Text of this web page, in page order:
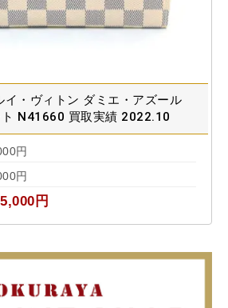
イ・ヴィトン ダミエ・アズール
ト N41660 買取実績 2022.10
円
円
円